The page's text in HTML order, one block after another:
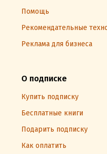
Помощь
Рекомендательные
Реклама для бизнеса
О подписке
Купить подписку
Бесплатные книги
Подарить подписку
Как оплатить